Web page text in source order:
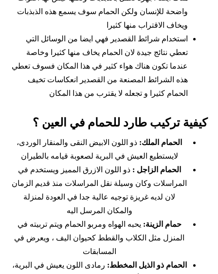
واضحة للإنسان ولكن الحمام سوف يسمع هذه الذبذبات
ويخاف الاقتراب منها كثيرا
استخدام شرائط القصدير فهي ايضا من الوسائل التي
تعطي نتائج جيدة لان الحمام يخاف منها كثيرا وخاصة
عندما تكون هناك هواء كثير في هذا المكان فسوف تعطي
هذه الشرائط المصنعة من القصدير انعكاسات تخيف
الحمام كثيرا و تجعله لا يقترب من هذا المكان
كيفية تركيب طارد للحمام في العين ؟
الحمام الملك: ذو اللون الابيض النقى والمنقار الوردى،
لايستطيع العيش في البرية لصعوبة قيامه بالطيران
الحمام الزاجل : ذو اللون الازرق المميز ويستخدم في
المراسلات وكان وسيلة نقل المراسلات منذ قديم الزمان
لان لديه غريزة توجيه عالية جدا في العودة لمنزلة
والمكان المرسل اليه
حمام الزينة: يحبه الهواه ومربو الحمام ويتم تربيته في
المنزل مثل الكلاب والقطط كحيوان اليف ، ويعرض في
المسابقات
الحمام ذو الذيل المخطط: رمادى اللون يعيش في البرية،